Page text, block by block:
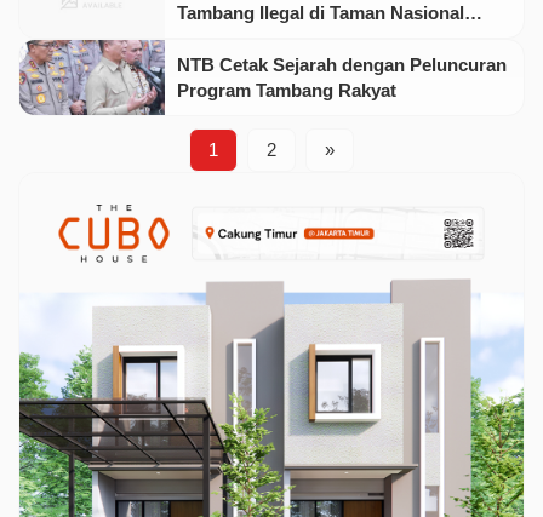
Tambang Ilegal di Taman Nasional
NTB Cetak Sejarah dengan Peluncuran
Program Tambang Rakyat
1 2 »